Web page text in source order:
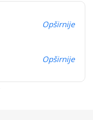
Opširnije
Opširnije